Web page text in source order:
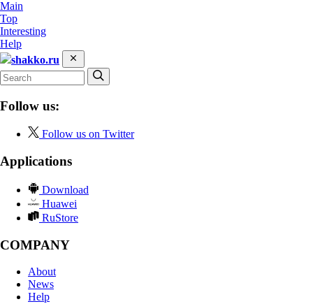
Main
Top
Interesting
Help
shakko.ru
Follow us:
Follow us on Twitter
Applications
Download
Huawei
RuStore
COMPANY
About
News
Help